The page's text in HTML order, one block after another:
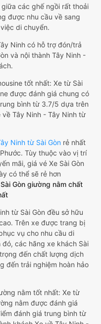
các ghế ngồi rất thoải
được nhu cầu về sang
di chuyển.
Ninh có hỗ trợ đón/trả
và nội thành Tây Ninh -
tốt nhất: Xe từ Sài
được đánh giá chung có
bình từ 3.7/5 dựa trên
Tây Ninh - Tây Ninh từ
Ninh từ Sài Gòn rẻ nhất
Tùy thuộc vào vị trí
mãi, giá vé Xe Sài Gòn
có thể sẽ rẻ hơn
Gòn giường nằm chất
từ Sài Gòn đều sở hữu
Trên xe được trang bị
vụ cho nhu cầu di
các hãng xe khách Sài
đến chất lượng dịch
đến trải nghiệm hoàn hảo
nằm tốt nhất: Xe từ
nằm được đánh giá
đánh giá trung bình từ